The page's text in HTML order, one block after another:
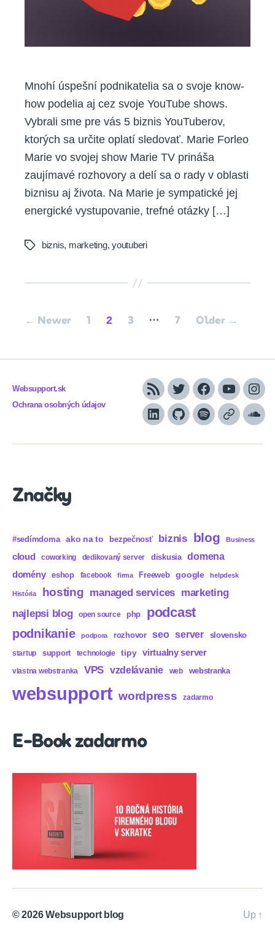
Mnohí úspešní podnikatelia sa o svoje know-
how podelia aj cez svoje YouTube shows.
Vybrali sme pre vás 5 biznis YouTuberov,
ktorých sa určite oplatí sledovať. Marie Forleo
Marie vo svojej show Marie TV prináša
zaujímavé rozhovory a delí sa o rady v oblasti
biznisu aj života. Na Marie je sympatické jej
energické vystupovanie, trefné otázky […]
Tags biznis, marketing,youtuberi
Posts
← Newer 1 2 3 … 7 Older →
Websupport.sk
Ochrana osobných údajov
RSS TwitterFacebook
YouTube
LinkedInGitHubSpotifyApple
Značky
#sedímdoma ako na to bezpečnosť biznis blog Business
cloud coworking dedikovaný server diskusia domena
domény eshop facebook firma Freeweb google helpdesk
História hosting managed services marketing
najlepsi blog open source php podcast
podnikanie podpora rozhovor seo server slovensko
startup support technologie tipy virtualny server
vlastna webstranka VPS vzdelávanie web webstranka
websupport wordpress zadarmo
E-Book zadarmo
© 2026Websupport blog Up ↑